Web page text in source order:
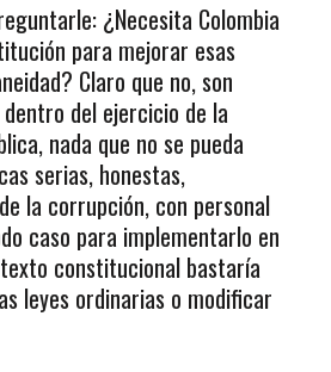
¿Necesita Colombia
para mejorar esas
Claro que no, son
del ejercicio de la
nada que no se pueda
serias, honestas,
la corrupción, con personal
caso para implementarlo en
constitucional bastaría
leyes ordinarias o modificar